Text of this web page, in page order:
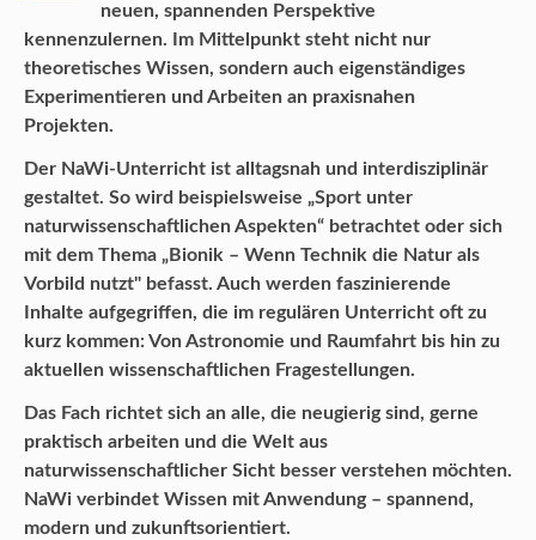
neuen, spannenden Perspektive
kennenzulernen. Im Mittelpunkt steht nicht nur
theoretisches Wissen, sondern auch eigenständiges
Experimentieren und Arbeiten an praxisnahen
Projekten.
Der NaWi-Unterricht ist alltagsnah und interdisziplinär
gestaltet. So wird beispielsweise „Sport unter
naturwissenschaftlichen Aspekten“ betrachtet oder sich
mit dem Thema „Bionik – Wenn Technik die Natur als
Vorbild nutzt" befasst. Auch werden faszinierende
Inhalte aufgegriffen, die im regulären Unterricht oft zu
kurz kommen: Von Astronomie und Raumfahrt bis hin zu
aktuellen wissenschaftlichen Fragestellungen.
Das Fach richtet sich an alle, die neugierig sind, gerne
praktisch arbeiten und die Welt aus
naturwissenschaftlicher Sicht besser verstehen möchten.
NaWi verbindet Wissen mit Anwendung – spannend,
modern und zukunftsorientiert.